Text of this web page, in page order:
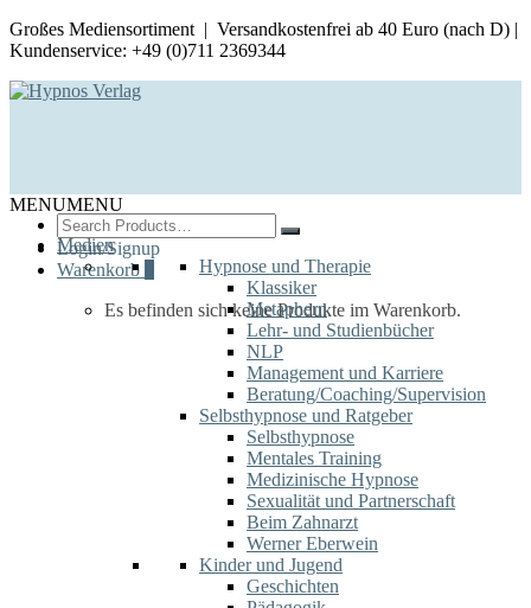
Großes Mediensortiment | Versandkostenfrei ab 40 Euro (nach D) |
Kundenservice: +49 (0)711 2369344
Search
for:
Login/Signup
Warenkorb
Es befinden sich keine Produkte im Warenkorb.
MENUMENU
Medien
Hypnose und Therapie
Klassiker
Metaphern
Lehr- und Studienbücher
NLP
Management und Karriere
Beratung/Coaching/Supervision
Selbsthypnose und Ratgeber
Selbsthypnose
Mentales Training
Medizinische Hypnose
Sexualität und Partnerschaft
Beim Zahnarzt
Werner Eberwein
Kinder und Jugend
Geschichten